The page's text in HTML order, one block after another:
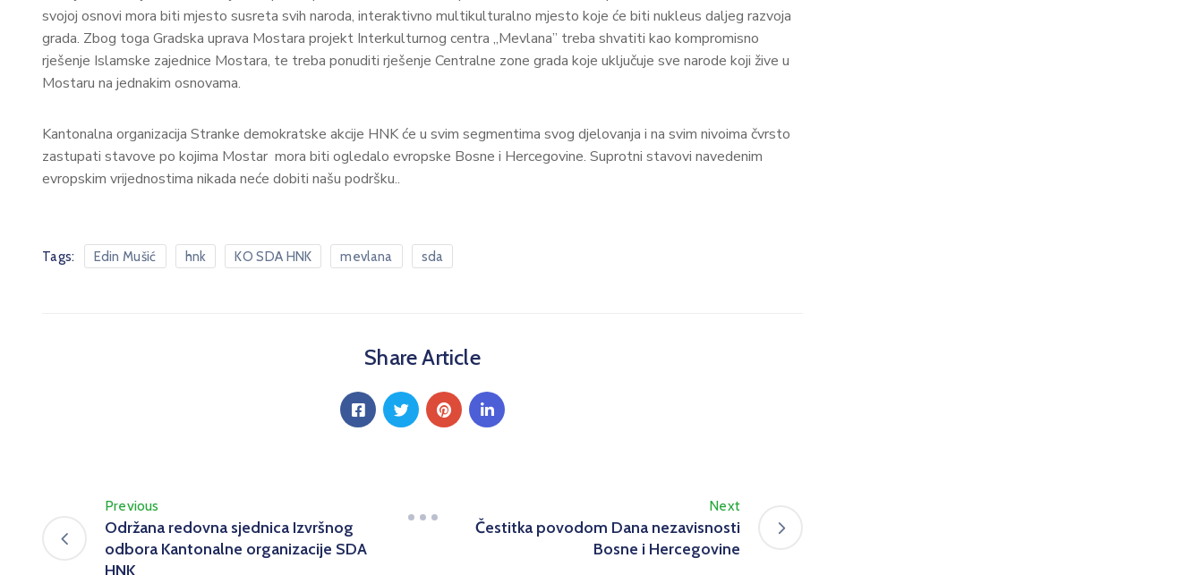
svojoj osnovi mora biti mjesto susreta svih naroda, interaktivno multikulturalno mjesto koje će biti nukleus daljeg razvoja
grada. Zbog toga Gradska uprava Mostara projekt Interkulturnog centra „Mevlana” treba shvatiti kao kompromisno
rješenje Islamske zajednice Mostara, te treba ponuditi rješenje Centralne zone grada koje uključuje sve narode koji žive u
Mostaru na jednakim osnovama.
Kantonalna organizacija Stranke demokratske akcije HNK će u svim segmentima svog djelovanja i na svim nivoima čvrsto
zastupati stavove po kojima Mostar mora biti ogledalo evropske Bosne i Hercegovine. Suprotni stavovi navedenim
evropskim vrijednostima nikada neće dobiti našu podršku..
Tags: Edin Mušić hnk KO SDA HNK mevlana sda
Share Article
Previous
Održana redovna sjednica Izvršnog
odbora Kantonalne organizacije SDA
HNK
Next
Čestitka povodom Dana nezavisnosti
Bosne i Hercegovine